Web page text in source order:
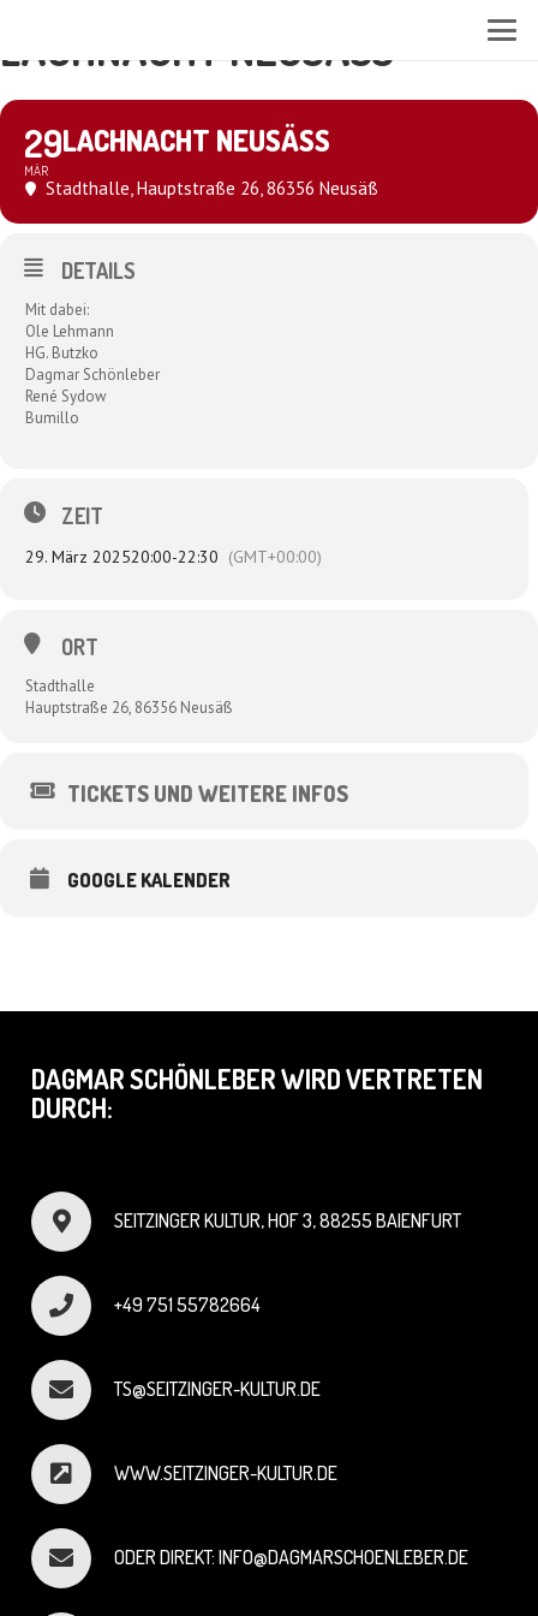
LACHNACHT NEUSÄSS
29
MÄR
LACHNACHT NEUSÄSS
Stadthalle, Hauptstraße 26, 86356 Neusäß
DETAILS
Mit dabei:
Ole Lehmann
HG. Butzko
Dagmar Schönleber
René Sydow
Bumillo
ZEIT
29. März 202520:00-22:30 (GMT+00:00)
ORT
Stadthalle
Hauptstraße 26, 86356 Neusäß
TICKETS UND WEITERE INFOS
GOOGLE KALENDER
DAGMAR SCHÖNLEBER WIRD VERTRETEN
DURCH:
SEITZINGER KULTUR, HOF 3, 88255 BAIENFURT
+49 751 55782664
TS@SEITZINGER-KULTUR.DE
WWW.SEITZINGER-KULTUR.DE
ODER DIREKT: INFO@DAGMARSCHOENLEBER.DE